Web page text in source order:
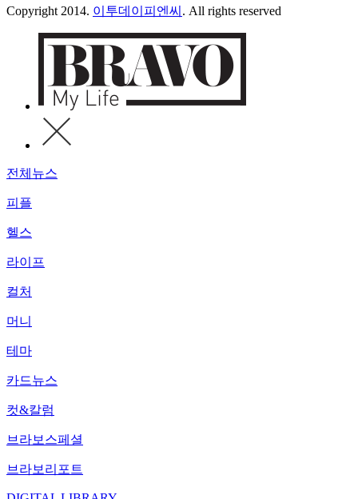
Copyright 2014. 이투데이피엔씨 . All rights reserved
전체뉴스
피플
헬스
라이프
컬처
머니
테마
카드뉴스
컷&칼럼
브라보스페셜
브라보리포트